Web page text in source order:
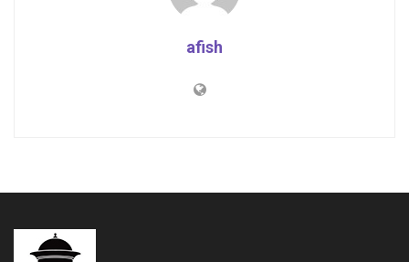
afish